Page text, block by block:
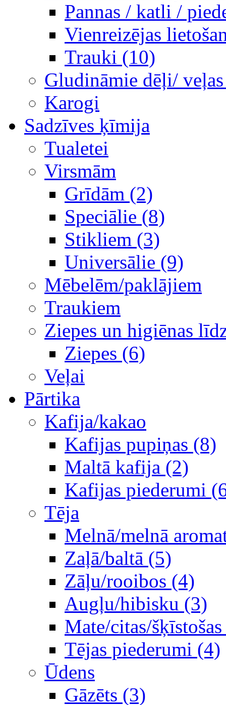
Pannas / katli /
Vienreizējas
Trauki (10)
Gludināmie dēļi/
Karogi
Sadzīves ķīmija
Tualetei
Virsmām
Grīdām (2)
Speciālie (8)
Stikliem (3)
Universālie (9)
Mēbelēm/paklājiem
Traukiem
Ziepes un higiēnas
Ziepes (6)
Veļai
Pārtika
Kafija/kakao
Kafijas pupiņas (8)
Maltā kafija (2)
Kafijas piederumi
Tēja
Melnā/melnā
Zaļā/baltā (5)
Zāļu/rooibos (4)
Augļu/hibisku (3)
Mate/citas/
Tējas piederumi (4)
Ūdens
Gāzēts (3)